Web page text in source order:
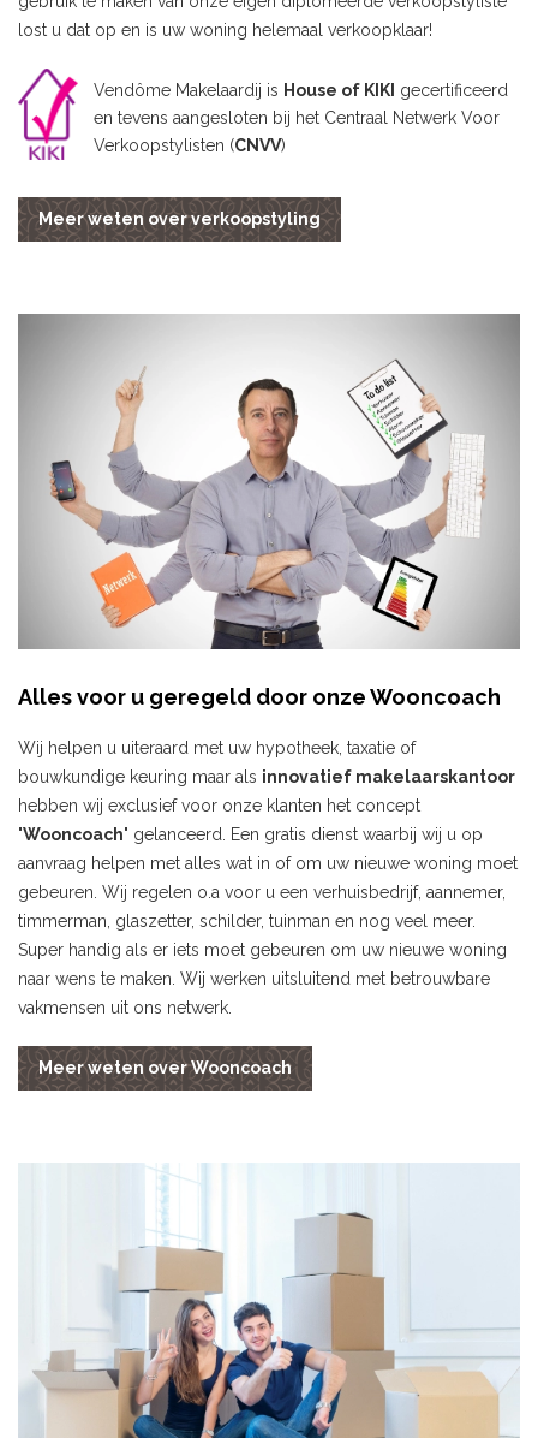
lost u dat op en is uw woning helemaal verkoopklaar!
Vendôme Makelaardij is House of KIKI gecertificeerd
en tevens aangesloten bij het Centraal Netwerk Voor
Verkoopstylisten (CNVV)
Meer weten over verkoopstyling
Alles voor u geregeld door onze Wooncoach
Wij helpen u uiteraard met uw hypotheek, taxatie of
bouwkundige keuring maar als innovatief makelaarskantoor
hebben wij exclusief voor onze klanten het concept
"Wooncoach" gelanceerd. Een gratis dienst waarbij wij u op
aanvraag helpen met alles wat in of om uw nieuwe woning moet
gebeuren. Wij regelen o.a voor u een verhuisbedrijf, aannemer,
timmerman, glaszetter, schilder, tuinman en nog veel meer.
Super handig als er iets moet gebeuren om uw nieuwe woning
naar wens te maken. Wij werken uitsluitend met betrouwbare
vakmensen uit ons netwerk.
Meer weten over Wooncoach